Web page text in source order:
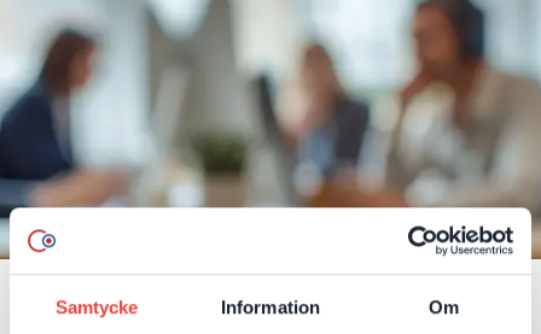
Samtycke Information Om
Salesforce-optimering inför